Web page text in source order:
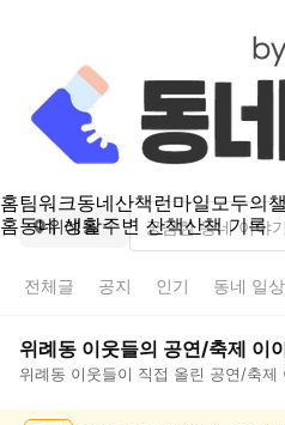
홈팀워크동네산책런마일모두의
홈동네 생활주변 산책산책 기록
위례동
전체글 공지 인기 동네 일상
위례동 이웃들의 공연/축제 이
위례동 이웃들이 직접 올린 공연/축제